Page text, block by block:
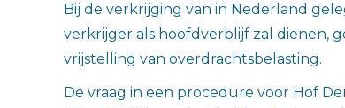
Bij de verkrijging van in Nederland
verkrijger als hoofdverblijf zal dienen,
vrijstelling van overdrachtsbelasting.
De vraag in een procedure voor Hof